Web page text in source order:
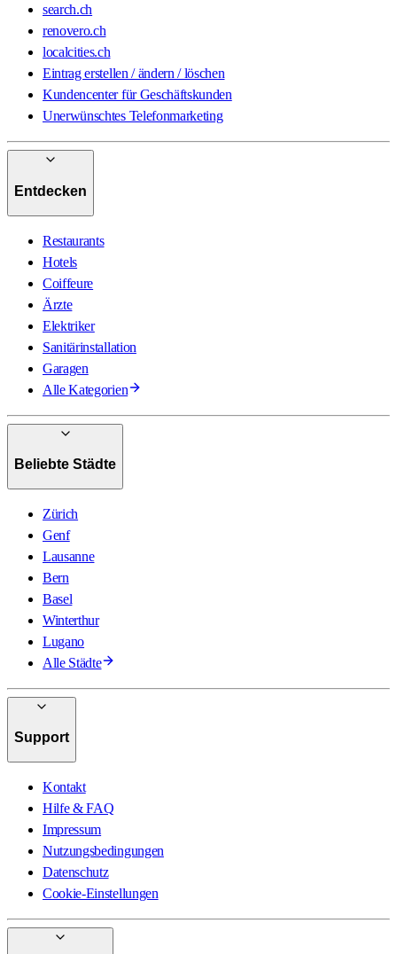
search.ch
renovero.ch
localcities.ch
Eintrag erstellen / ändern / löschen
Kundencenter für Geschäftskunden
Unerwünschtes Telefonmarketing
Entdecken
Restaurants
Hotels
Coiffeure
Ärzte
Elektriker
Sanitärinstallation
Garagen
Alle Kategorien
Beliebte Städte
Zürich
Genf
Lausanne
Bern
Basel
Winterthur
Lugano
Alle Städte
Support
Kontakt
Hilfe & FAQ
Impressum
Nutzungsbedingungen
Datenschutz
Cookie-Einstellungen